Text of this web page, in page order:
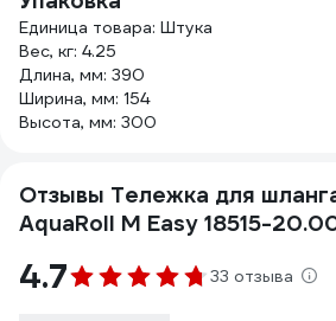
Единица товара: Штука
Вес, кг: 4.25
Длина, мм: 390
Ширина, мм: 154
Высота, мм: 300
Отзывы Тележка для
AquaRoll M Easy 18515-
4.7 33 отзыва